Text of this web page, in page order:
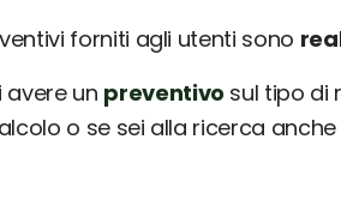
forniti agli utenti sono
un preventivo sul tipo di
o se sei alla ricerca anche